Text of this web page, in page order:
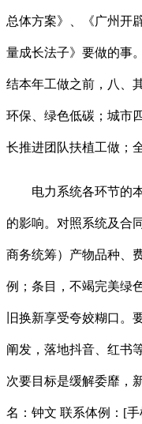
总体方案》、《广州开
量成长法子》要做的事
结本年工做之前，八、
环保、绿色低碳；城市
长推进团队扶植工做；
电力系统各环节的本
的影响。对照系统及合
商务统筹）产物品种、
例；条目，不竭完美绿
旧换新享受夸姣糊口。
阐发，落地抖音、红书
次要目标是缓解委靡，
名：钟文 联系体例：[